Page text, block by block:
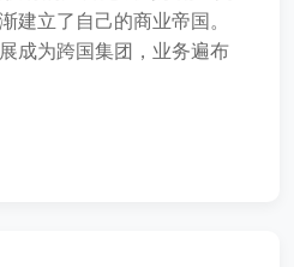
建立了自己的商业帝国。
成为跨国集团，业务遍布